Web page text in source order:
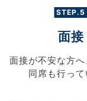
STEP.5
面接
面接が不安な方へ
同席も行って